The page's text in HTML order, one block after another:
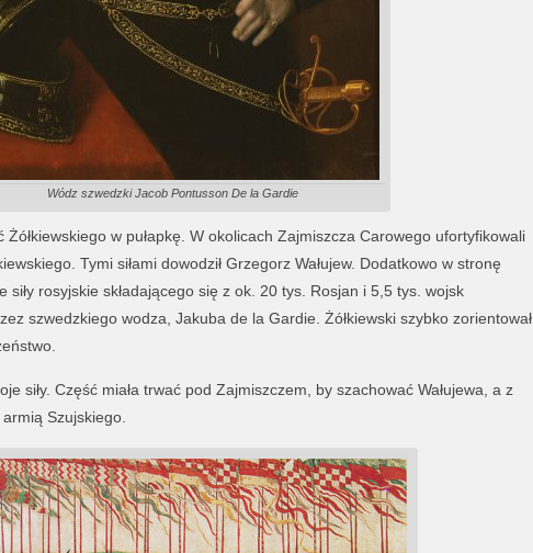
Wódz szwedzki Jacob Pontusson De la Gardie
w pułapkę. W okolicach Zajmiszcza Carowego ufortyfikowali
Tymi siłami dowodził Grzegorz Wałujew. Dodatkowo w stronę
siły rosyjskie składającego się z ok. 20 tys. Rosjan i 5,5 tys. wojsk
szwedzkiego wodza, Jakuba de la Gardie. Żółkiewski szybko zorientował
siły. Część miała trwać pod Zajmiszczem, by szachować Wałujewa, a z
Szujskiego.